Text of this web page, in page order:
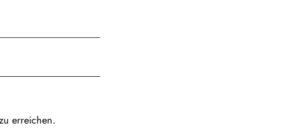
erreichen.